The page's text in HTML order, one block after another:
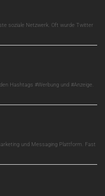
soziale Netzwerk. Oft wurde Twitter
Hashtags #Werbung und #Anzeige.
und Messaging Plattform. Fast